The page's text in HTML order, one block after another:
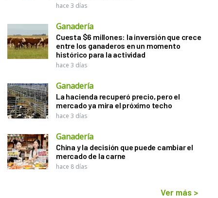
hace 3 días
Ganadería
Cuesta $6 millones: la inversión que crece
entre los ganaderos en un momento
histórico para la actividad
hace 3 días
Ganadería
La hacienda recuperó precio, pero el
mercado ya mira el próximo techo
hace 3 días
Ganadería
China y la decisión que puede cambiar el
mercado de la carne
hace 8 días
Ver más >